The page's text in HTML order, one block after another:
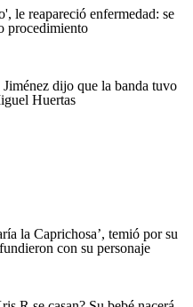
le reapareció enfermedad: se
procedimiento
dijo que la banda tuvo
Huertas
la Caprichosa’, temió por su
con su personaje